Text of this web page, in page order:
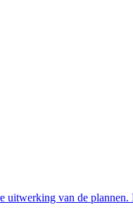
uitwerking van de